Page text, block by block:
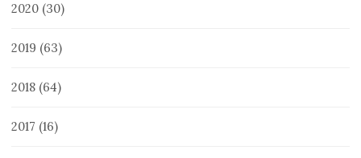
2020 (30)
2019 (63)
2018 (64)
2017 (16)